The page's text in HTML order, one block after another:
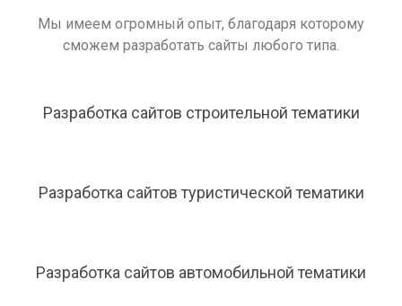
Мы имеем огромный опыт, благодаря которому
сможем разработать сайты любого типа.
Разработка сайтов строительной тематики
Разработка сайтов туристической тематики
Разработка сайтов автомобильной тематики